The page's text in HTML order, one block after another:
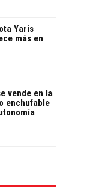
Yaris
más en
vende en la
enchufable